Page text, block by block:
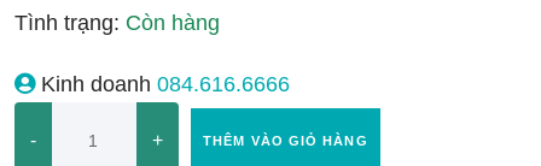
Tình trạng: Còn hàng
Kinh doanh 084.616.6666
- + THÊM VÀO GIỎ HÀNG